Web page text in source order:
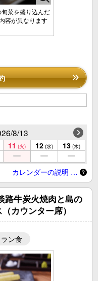
旬菜を盛り込んだ
容が異なります
8/13
11 (火) 12 (水) 13 (木)
カレンダーの説明 …
路牛炭火焼肉と島の
カウンター席）
ン食